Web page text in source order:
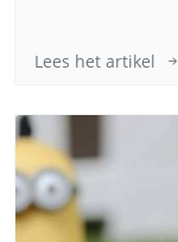
Lees het artikel